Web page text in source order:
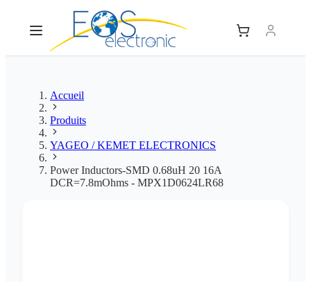
Accueil
Produits
YAGEO / KEMET ELECTRONICS
Power Inductors-SMD 0.68uH 20 16A
DCR=7.8mOhms - MPX1D0624LR68